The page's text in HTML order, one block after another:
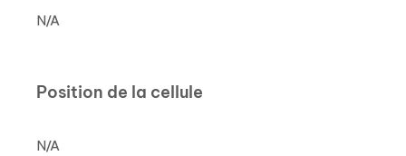
N/A
Position de la cellule
N/A